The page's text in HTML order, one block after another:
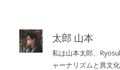
太郎 山本
私は山本太郎、
ャーナリズムと異文